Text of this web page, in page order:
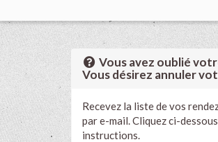
Vous avez oublié
Vous désirez annuler
Recevez la liste de vos
par e-mail. Cliquez ci-
instructions.